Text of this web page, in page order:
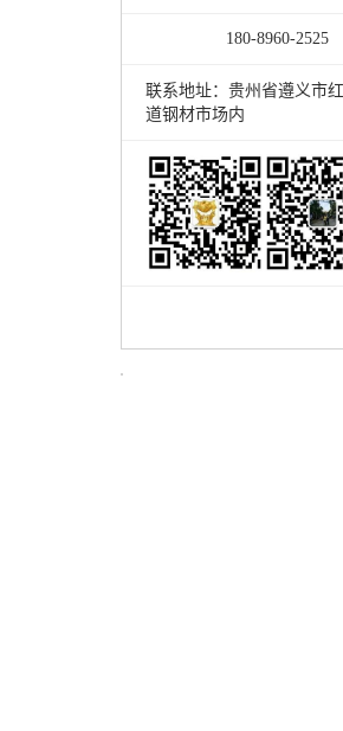
180-8960-2525
联系地址：贵州省遵义市
道钢材市场内